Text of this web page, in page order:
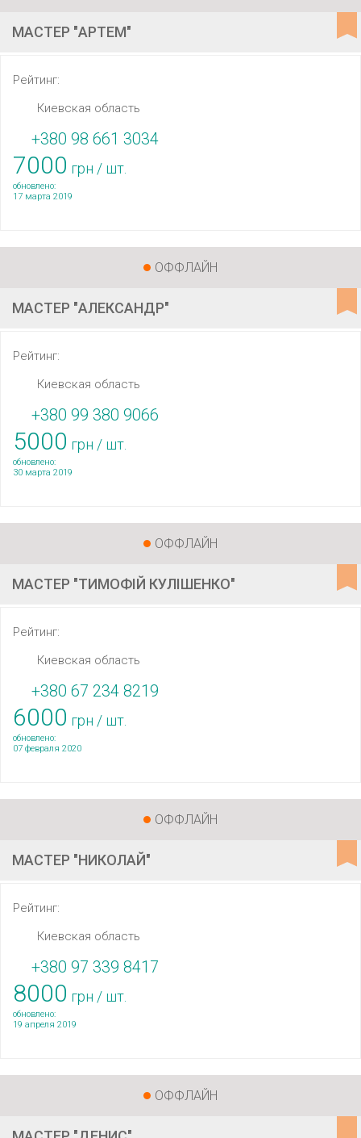
МАСТЕР "АРТЕМ"
Рейтинг:
Киевская область
+380 98 661 3034
7000 грн / шт.
обновлено:
17 марта 2019
ОФФЛАЙН
МАСТЕР "АЛЕКСАНДР"
Рейтинг:
Киевская область
+380 99 380 9066
5000 грн / шт.
обновлено:
30 марта 2019
ОФФЛАЙН
МАСТЕР "ТИМОФІЙ КУЛІШЕНКО"
Рейтинг:
Киевская область
+380 67 234 8219
6000 грн / шт.
обновлено:
07 февраля 2020
ОФФЛАЙН
МАСТЕР "НИКОЛАЙ"
Рейтинг:
Киевская область
+380 97 339 8417
8000 грн / шт.
обновлено:
19 апреля 2019
ОФФЛАЙН